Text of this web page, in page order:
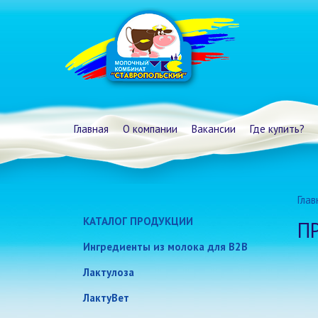
Главная О компании Вакансии Где купить?
КАТАЛОГ ПРОДУКЦИИ
Молоко и сливки
Традиционные кисломолочные
Ингредиенты из молока для B2B
Лактулоза
ЛактуВет